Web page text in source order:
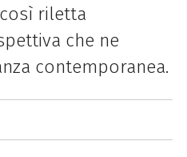
così riletta
che ne
contemporanea.